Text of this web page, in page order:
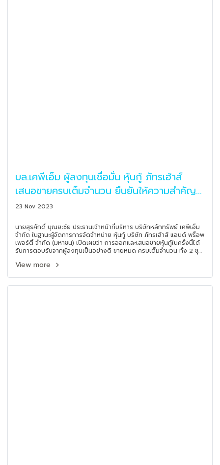
บล.เคพีเอ็ม ผู้ลงทุนเชื่อมั่น หุ้นกู้ ภัทรเฮ้าส์
เสนอขายครบเต็มจำนวน ยืนยันให้ความสำคัญ
กับเงินลงทุนของผู้ลงทุนทุกราย
23 Nov 2023
นายสุรศักดิ์ บุณยะชัย ประธานเจ้าหน้าที่บริหาร บริษัทหลักทรัพย์ เคพีเอ็ม
จำกัด ในฐานะผู้จัดการการจัดจำหน่าย หุ้นกู้ บริษัท ภัทรเฮ้าส์ แอนด์ พร็อพ
เพอร์ตี้ จำกัด (มหาชน) เปิดเผยว่า การออกและเสนอขายหุ้นกู้ในครั้งนี้ได้
รับการตอบรับจากผู้ลงทุนเป็นอย่างดี ขายหมด ครบเต็มจำนวน ทั้ง 2 ชุด
View more